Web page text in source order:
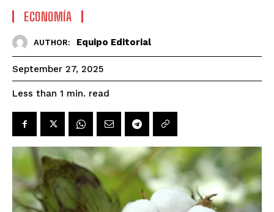
ECONOMÍA
AUTHOR: Equipo Editorial
September 27, 2025
Less than 1 min. read